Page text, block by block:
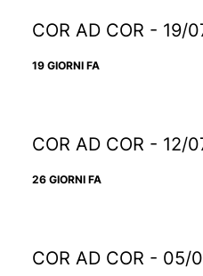
COR AD COR - 19/
19 GIORNI FA
COR AD COR - 12/
26 GIORNI FA
COR AD COR - 05/